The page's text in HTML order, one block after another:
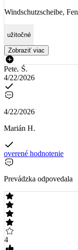
Windschutzscheibe,
užitočné
Zobraziť viac
Peter Š.
4/22/2026
4/22/2026
Marián H.
overené hodnotenie
Prevádzka odpovedala
4